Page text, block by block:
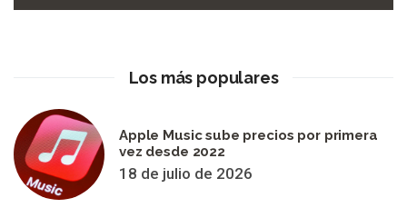
Los más populares
Apple Music sube precios por primera
vez desde 2022
18 de julio de 2026